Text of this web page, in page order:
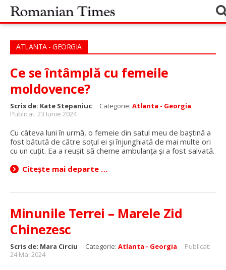
ATLANTA - GEORGIA
Ce se întâmplă cu femeile
moldovence?
Scris de: Kate Stepaniuc Categorie: Atlanta - Georgia
Publicat: 23 Iunie 2024
Cu câteva luni în urmă, o femeie din satul meu de baștină a
fost bătută de către soțul ei și înjunghiată de mai multe ori
cu un cuțit. Ea a reușit să cheme ambulanța și a fost salvată.
Citește mai departe …
Minunile Terrei – Marele Zid
Chinezesc
Scris de: Mara Circiu Categorie: Atlanta - Georgia
Publicat:
24 Mai 2024